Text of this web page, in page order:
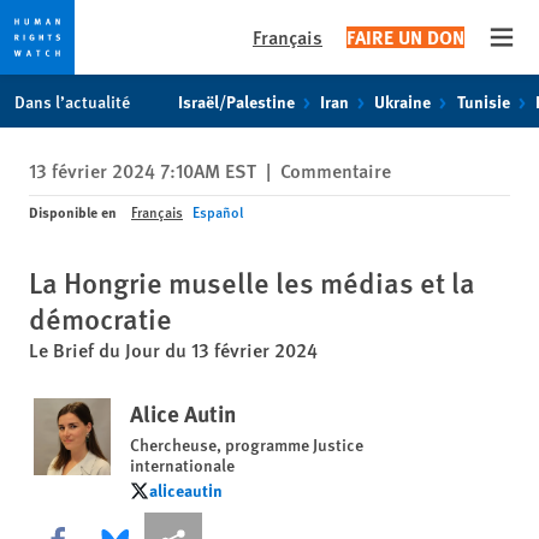
to
privacy
notice
to
content
Français FAIRE UN DON
Dans l’actualité Israël/Palestine Iran Ukraine Tunisie
13 février 2024 7:10AM EST | Commentaire
Disponible en Français Español
La Hongrie muselle les médias et la
démocratie
Le Brief du Jour du 13 février 2024
Alice Autin
Chercheuse, programme Justice
internationale
aliceautin
aliceautin